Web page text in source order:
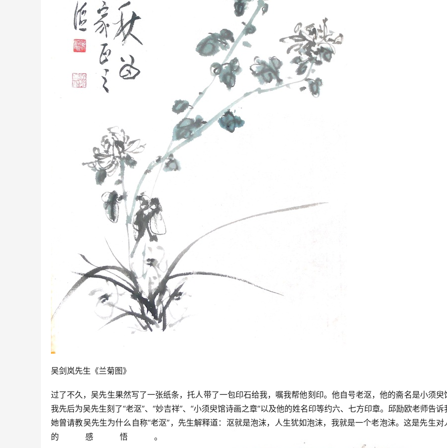
吴剑岚先生《兰菊图》
过了不久，吴先生果然写了一张纸条，托人带了一包印石给我，嘱我帮他刻印。他自号老沤，他的斋名是小须臾
我先后为吴先生刻了“老沤”、“妙吉祥”、“小须臾馆诗画之章”以及他的姓名印等约六、七方印章。邱励欧老师告诉
她曾请教吴先生为什么自称“老沤”，先生解释道：沤就是泡沫，人生犹如泡沫，我就是一个老泡沫。这是先生对
的感悟。